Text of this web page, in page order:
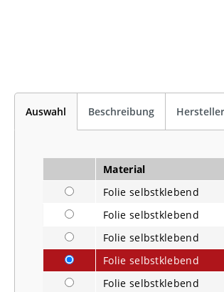
Auswahl Beschreibung
Material
Folie selbstklebend
Folie selbstklebend
Folie selbstklebend
Folie selbstklebend
Folie selbstklebend